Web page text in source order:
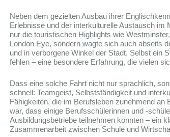
Neben dem gezielten Ausbau ihrer
Erlebnisse und der interkulturelle Austausch im
nur die touristischen Highlights wie
London Eye, sondern wagte sich auch abseits
und in verborgene Winkel der Stadt. Selbst ein
fehlen – eine besondere Erfahrung, die vielen
Dass eine solche Fahrt nicht nur sprachlich,
schnell: Teamgeist, Selbstständigkeit und
Fähigkeiten, die im Berufsleben zunehmend an
war, dass einige Berufsschülerinnen und -
Ausbildungsbetriebe teilnehmen konnten – ein
Zusammenarbeit zwischen Schule und